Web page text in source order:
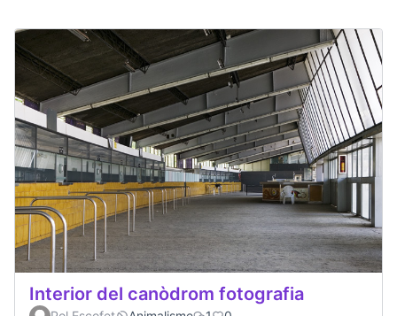
Interior del canòdrom fotografia